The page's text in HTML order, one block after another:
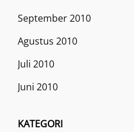
September 2010
Agustus 2010
Juli 2010
Juni 2010
KATEGORI